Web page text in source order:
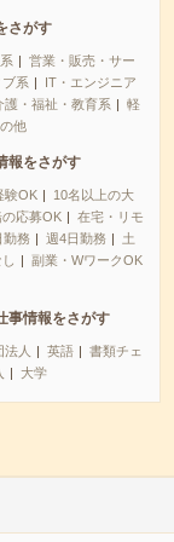
さがす
営業・販売・サー
系
IT・エンジニア
護・福祉・教育系
軽
他
報をさがす
験OK
10名以上の大
応募OK
在宅・リモ
勤務 週4日勤務
土
副業・WワークOK
事情報をさがす
法人 英語
書類チェ
大学